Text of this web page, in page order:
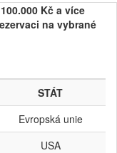
Kč a více
na vybrané
STÁT
Evropská unie
USA